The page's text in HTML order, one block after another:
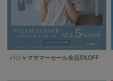
パジャマサマーセール全品5%OFF